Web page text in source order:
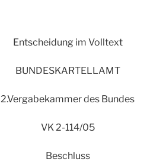
Entscheidung im Volltext
BUNDESKARTELLAMT
2.Vergabekammer des Bundes
VK 2-114/05
Beschluss